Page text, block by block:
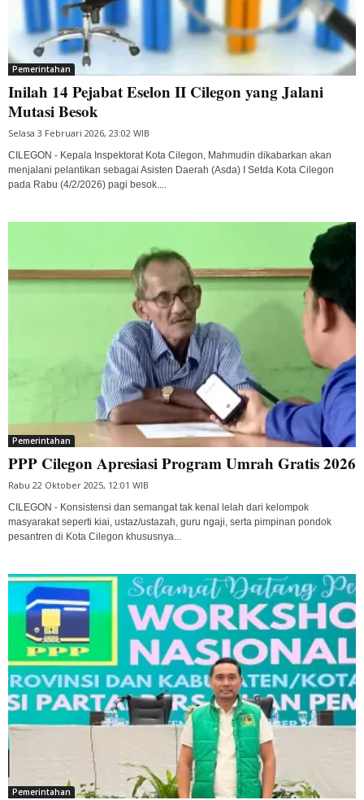
Pemerintahan
Inilah 14 Pejabat Eselon II Cilegon yang Jalani
Mutasi Besok
Selasa 3 Februari 2026, 23:02 WIB
CILEGON - Kepala Inspektorat Kota Cilegon, Mahmudin dikabarkan akan
menjalani pelantikan sebagai Asisten Daerah (Asda) I Setda Kota Cilegon
pada Rabu (4/2/2026) pagi besok....
Pemerintahan
PPP Cilegon Apresiasi Program Umrah Gratis 2026
Rabu 22 Oktober 2025, 12:01 WIB
CILEGON - Konsistensi dan semangat tak kenal lelah dari kelompok
masyarakat seperti kiai, ustaz/ustazah, guru ngaji, serta pimpinan pondok
pesantren di Kota Cilegon khususnya...
Pemerintahan